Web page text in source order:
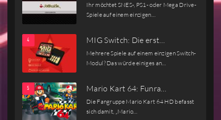
Ihr möchtet SNES-, PS1- oder Mega Drive-
Spiele auf einem einzigen…
MIG Switch: Die erst…
Mehrere Spiele auf einem einzigen Switch-
Modul? Das würde einiges an…
Mario Kart 64: Funra…
Die Fangruppe Mario Kart 64 HD befasst
sich damit, „Mario…